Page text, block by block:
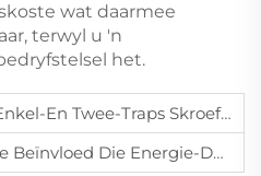
wat daarmee
terwyl u 'n
het.
Vir Industriële Gebruik Te Onderskei?
Doeltreffendheid Van Lugblowers In Industriële Omgewings?